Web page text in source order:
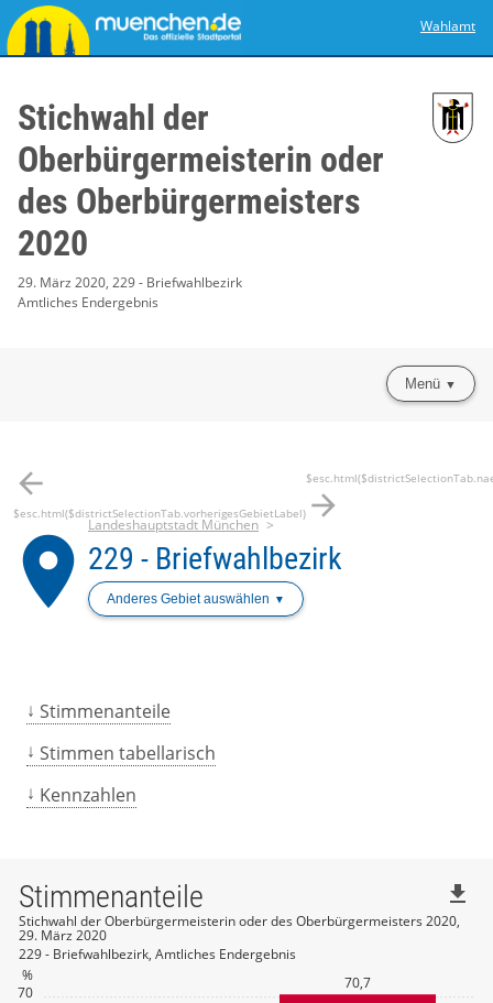
Wahlamt
Stichwahl der
Oberbürgermeisterin oder
des Oberbürgermeisters
2020
29. März 2020, 229 - Briefwahlbezirk
Amtliches Endergebnis
Menü
arrow_back
$esc.html($districtSelectionTab.vorherigesGebietLabel) arrow_forward
place
Landeshauptstadt München
229 - Briefwahlbezirk
Anderes Gebiet auswählen
Stimmenanteile
Stimmen tabellarisch
Kennzahlen
70
% 70,7
Stimmenanteile
Stichwahl der Oberbürgermeisterin oder des Oberbürgermeisters 2020,
29. März 2020
229 - Briefwahlbezirk, Amtliches Endergebnis
file_download